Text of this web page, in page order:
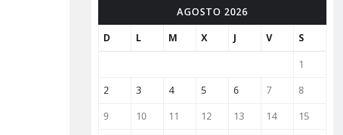
AGOSTO 2026
D
L M X J V S
1
2
3 4 5 6 7
8
9
10 11 12 13 14
15